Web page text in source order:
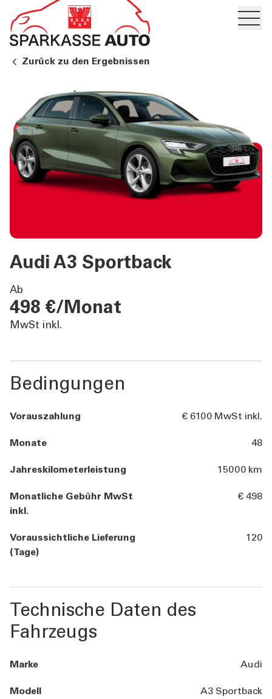
GESCHÄFTSKUNDEN
DIENSTLEISTUNGEN
PRIVATKUNDEN
DIENSTLEISTUNGEN
KONTAKT
Zurück zu den Ergebnissen
Audi A3 Sportback
Ab
498 €/Monat
MwSt inkl.
Bedingungen
Vorauszahlung € 6100 MwSt inkl.
Monate 48
Jahreskilometerleistung 15000 km
Monatliche Gebühr MwSt
inkl.
€ 498
Voraussichtliche Lieferung
(Tage)
120
Technische Daten des
Fahrzeugs
Marke Audi
Modell A3 Sportback